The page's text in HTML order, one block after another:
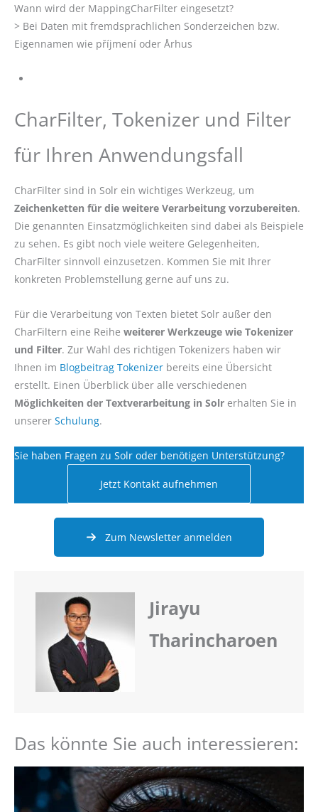
Wann wird der MappingCharFilter eingesetzt?
> Bei Daten mit fremdsprachlichen Sonderzeichen bzw.
Eigennamen wie příjmení oder Århus
CharFilter, Tokenizer und Filter
für Ihren Anwendungsfall
CharFilter sind in Solr ein wichtiges Werkzeug, um
Zeichenketten für die weitere Verarbeitung vorzubereiten.
Die genannten Einsatzmöglichkeiten sind dabei als Beispiele
zu sehen. Es gibt noch viele weitere Gelegenheiten,
CharFilter sinnvoll einzusetzen. Kommen Sie mit Ihrer
konkreten Problemstellung gerne auf uns zu.
Für die Verarbeitung von Texten bietet Solr außer den
CharFiltern eine Reihe weiterer Werkzeuge wie Tokenizer
und Filter. Zur Wahl des richtigen Tokenizers haben wir
Ihnen im Blogbeitrag Tokenizer bereits eine Übersicht
erstellt. Einen Überblick über alle verschiedenen
Möglichkeiten der Textverarbeitung in Solr erhalten Sie in
unserer Schulung.
Sie haben Fragen zu Solr oder benötigen Unterstützung?
Jetzt Kontakt aufnehmen
Zum Newsletter anmelden
Jirayu
Tharincharoen
Das könnte Sie auch interessieren: